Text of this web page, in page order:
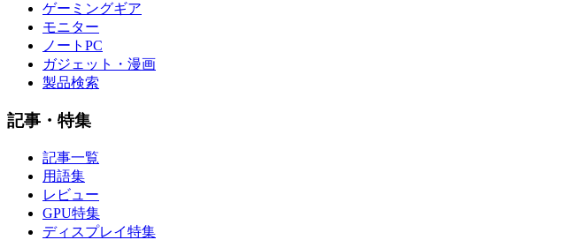
ゲーミングギア
モニター
ノートPC
ガジェット・漫画
製品検索
記事・特集
記事一覧
用語集
レビュー
GPU特集
ディスプレイ特集